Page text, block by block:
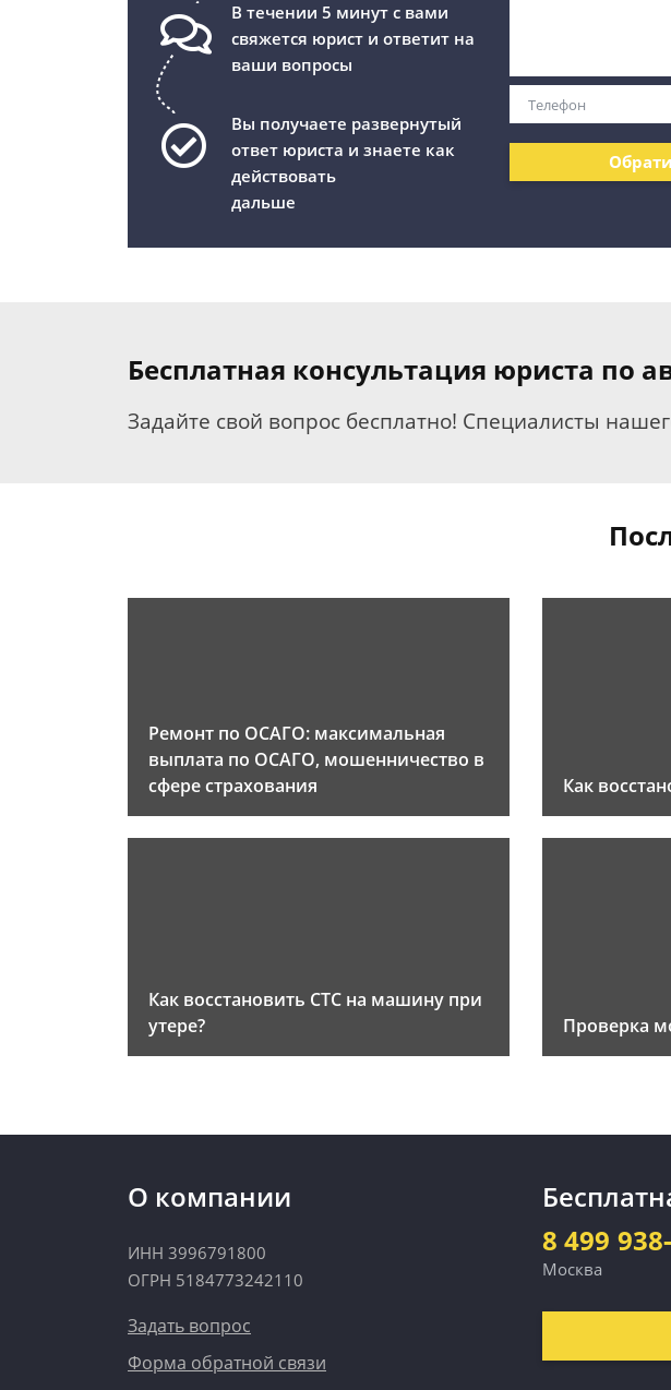
В течении 5 минут с вами
свяжется юрист и ответит на
ваши вопросы
Вы получаете развернутый
ответ юриста и знаете как
действовать
дальше
Бесплатная консультация юриста по
Задайте свой вопрос бесплатно! Специалисты
Ремонт по ОСАГО: максимальная
выплата по ОСАГО, мошенничество в
сфере страхования
Как
Как восстановить СТС на машину при
утере?
Проверка
О компании
ИНН 3996791800
ОГРН 5184773242110
Задать вопрос
Форма обратной связи
8 499
Москва